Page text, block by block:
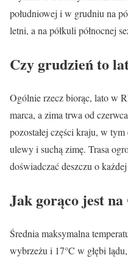
południowej i w grudniu na
letni, a na półkuli północnej
Czy grudzień to
Ogólnie rzecz biorąc, lato w
marca, a zima trwa od
pozostałej części kraju, w
ulewy i suchą zimę. Trasa
doświadczać deszczu o
Jak gorąco jest
Średnia maksymalna
wybrzeżu i 17°C w głębi